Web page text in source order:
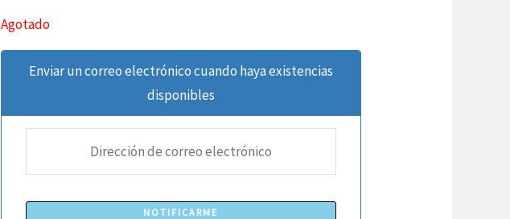
Agotado
Enviar un correo electrónico cuando haya existencias
disponibles
NOTIFICARME